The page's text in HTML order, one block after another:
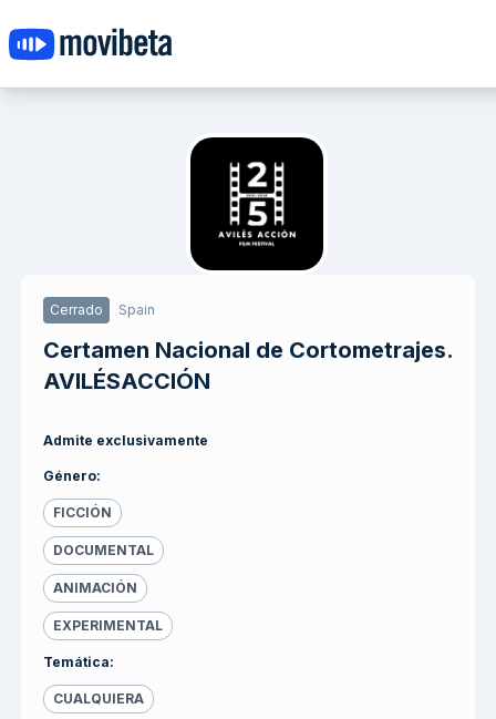
Cerrado Spain
Certamen Nacional de Cortometrajes.
AVILÉSACCIÓN
Admite exclusivamente
Género:
FICCIÓN
DOCUMENTAL
ANIMACIÓN
EXPERIMENTAL
Temática:
CUALQUIERA